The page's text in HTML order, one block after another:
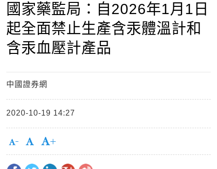
國家藥監局：自2026年1月1日
起全面禁止生產含汞體溫計和
含汞血壓計產品
中國證券網
2020-10-19 14:27